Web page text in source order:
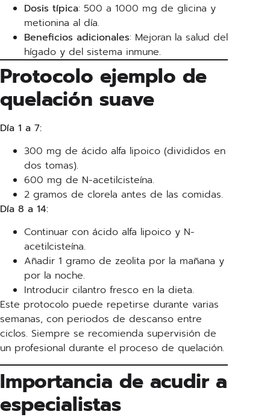
Dosis típica: 500 a 1000 mg de glicina y
metionina al día.
Beneficios adicionales: Mejoran la salud del
hígado y del sistema inmune.
Protocolo ejemplo de
quelación suave
Día 1 a 7:
300 mg de ácido alfa lipoico (divididos en
dos tomas).
600 mg de N-acetilcisteína.
2 gramos de clorela antes de las comidas.
Día 8 a 14:
Continuar con ácido alfa lipoico y N-
acetilcisteína.
Añadir 1 gramo de zeolita por la mañana y
por la noche.
Introducir cilantro fresco en la dieta.
Este protocolo puede repetirse durante varias
semanas, con periodos de descanso entre
ciclos. Siempre se recomienda supervisión de
un profesional durante el proceso de quelación.
Importancia de acudir a
especialistas